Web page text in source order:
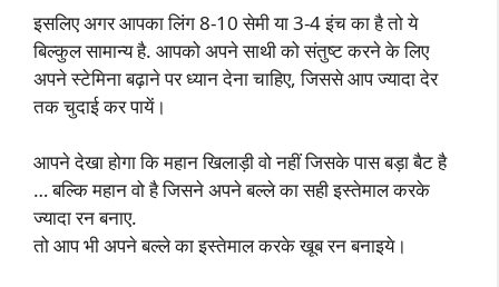
इसलिए अगर आपका लिंग 8-10 सेमी या 3-4 इंच का है तो ये
बिल्कुल सामान्य है. आपको अपने साथी को संतुष्ट करने के लिए
अपने स्टेमिना बढ़ाने पर ध्यान देना चाहिए, जिससे आप ज्यादा देर
तक चुदाई कर पायें।
आपने देखा होगा कि महान खिलाड़ी वो नहीं जिसके पास बड़ा बैट है
… बल्कि महान वो है जिसने अपने बल्ले का सही इस्तेमाल करके
ज्यादा रन बनाए.
तो आप भी अपने बल्ले का इस्तेमाल करके खूब रन बनाइये।